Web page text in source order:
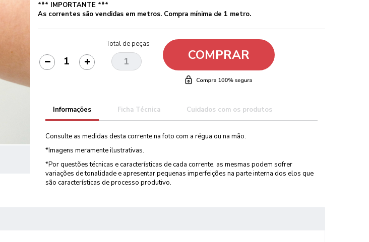
*** IMPORTANTE ***
As correntes são vendidas em metros. Compra mínima de 1 metro.
Total de peças
COMPRAR
Informações Ficha Técnica Cuidados com os produtos
Consulte as medidas desta corrente na foto com a régua ou na mão.
*Imagens meramente ilustrativas.
*Por questões técnicas e características de cada corrente, as mesmas podem sofrer
variações de tonalidade e apresentar pequenas imperfeições na parte interna dos elos que
são características de processo produtivo.